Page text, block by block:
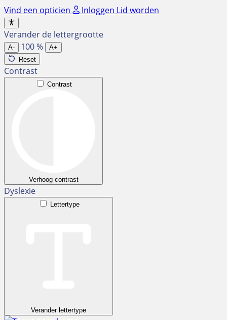
Ga
naar
de
inhoud
Vind een opticien Inloggen Lid worden
Verander de lettergrootte
A- 100%
A+
Reset
Contrast
Contrast
Verhoog contrast
Dyslexie
Lettertype
Verander lettertype